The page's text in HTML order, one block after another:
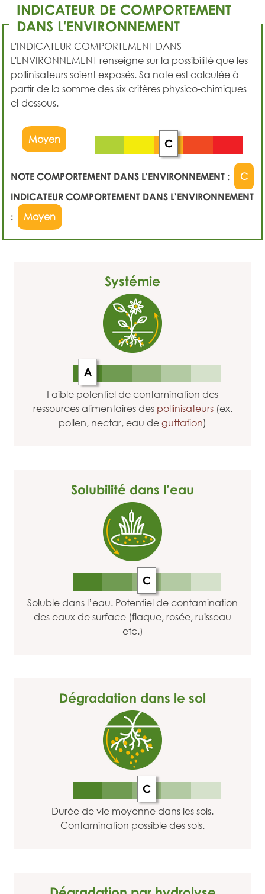
INDICATEUR DE COMPORTEMENT
DANS L'ENVIRONNEMENT
L'INDICATEUR COMPORTEMENT DANS
L'ENVIRONNEMENT renseigne sur la possibilité que les
pollinisateurs soient exposés. Sa note est calculée à
partir de la somme des six critères physico-chimiques
ci-dessous.
Moyen C
NOTE COMPORTEMENT DANS L'ENVIRONNEMENT :
C
INDICATEUR COMPORTEMENT DANS L'ENVIRONNEMENT
:
Moyen
Systémie
A
Faible potentiel de contamination des
ressources alimentaires des pollinisateurs(ex.
pollen, nectar, eau de guttation)
Solubilité dans l’eau
C
Soluble dans l’eau. Potentiel de contamination
des eaux de surface (flaque, rosée, ruisseau
etc.)
Dégradation dans le sol
C
Durée de vie moyenne dans les sols.
Contamination possible des sols.